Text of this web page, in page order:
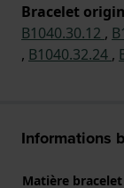
Bracelet
B1040.30.12 ,
, B1040.32.24 ,
Informations
Matière bracelet